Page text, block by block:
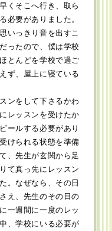
くそこへ行き、取ら
必要がありました。
いっきり音を出すこ
ったので、僕は学校
とんどを学校で過ご
ず、屋上に寝ている
ンをして下さるかわ
レッスンを受けたか
ールする必要があり
けられる状態を準備
、先生が玄関から足
て真っ先にレッスン
。なぜなら、その日
え、先生のその日の
一週間に一度のレッ
、学校にいる必要が